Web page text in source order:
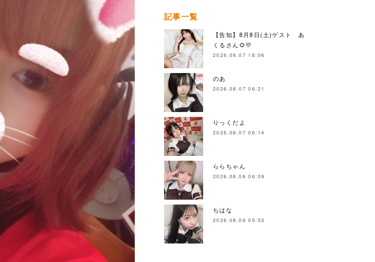
記事一覧
【告知】8月8日(土)ゲスト あ
くるさん🌻💛
2026.08.07 18:06
のあ
2026.08.07 06:21
りっくだよ
2026.08.07 06:14
ららちゃん
2026.08.06 06:09
ちはな
2026.08.06 05:55